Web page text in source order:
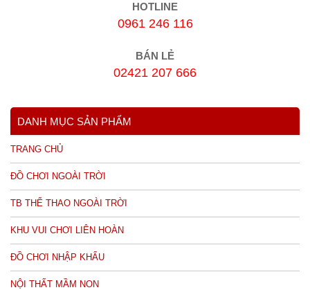
HOTLINE
0961 246 116
BÁN LẺ
02421 207 666
DANH MỤC SẢN PHẨM
TRANG CHỦ
ĐỒ CHƠI NGOÀI TRỜI
TB THỂ THAO NGOÀI TRỜI
KHU VUI CHƠI LIÊN HOÀN
ĐỒ CHƠI NHẬP KHẨU
NỘI THẤT MẦM NON